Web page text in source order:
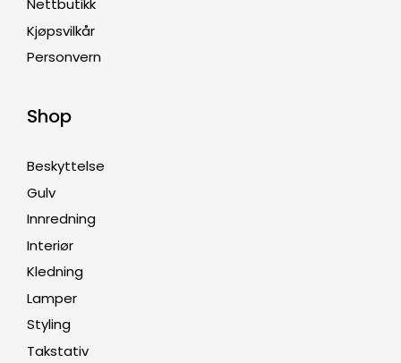
Nettbutikk
Kjøpsvilkår
Personvern
Shop
Beskyttelse
Gulv
Innredning
Interiør
Kledning
Lamper
Styling
Takstativ